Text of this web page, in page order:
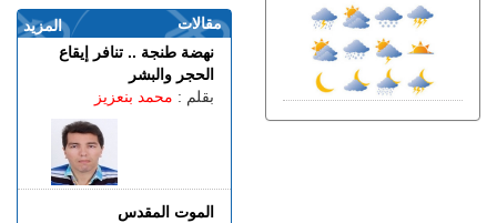
المزيد
مقالات
نهضة طنجة .. تنافر إيقاع
الحجر والبشر
بقلم : محمد بنعزيز
الموت المقدس
غرقا داخل بحيرة بمنطقة
الگوارت
الجمعة 07 غشت | 20:08
باستخدام مفاتيح مزورة..